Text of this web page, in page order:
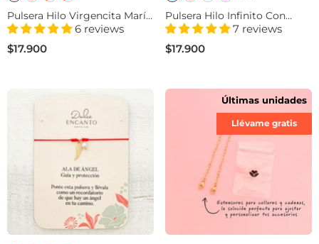
Pulsera Hilo Virgencita María
Con Significado6 reviews
$17.900
Pulsera Hilo Infinito Con
Significado
7 reviews
$17.900
Últimas unidades
Llévame gratis